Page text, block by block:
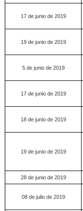
17 de junio de 2019
19 de junio de 2019
5 de junio de 2019
17 de junio de 2019
18 de junio de 2019
19 de junio de 2019
28 de junio de 2019
08 de julio de 2019